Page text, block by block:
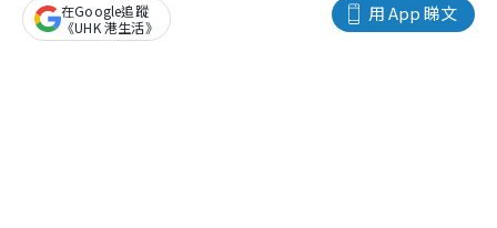
用 App 睇文
在Google追蹤
《UHK 港生活》